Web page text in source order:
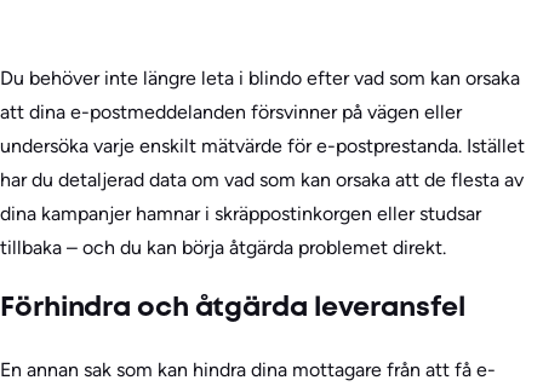
Du behöver inte längre leta i blindo efter vad som kan orsaka
att dina e-postmeddelanden försvinner på vägen eller
undersöka varje enskilt mätvärde för e-postprestanda. Istället
har du detaljerad data om vad som kan orsaka att de flesta av
dina kampanjer hamnar i skräppostinkorgen eller studsar
tillbaka – och du kan börja åtgärda problemet direkt.
Förhindra och åtgärda leveransfel
En annan sak som kan hindra dina mottagare från att få e-